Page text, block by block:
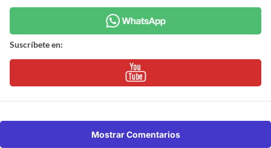
Suscríbete en:
Mostrar Comentarios